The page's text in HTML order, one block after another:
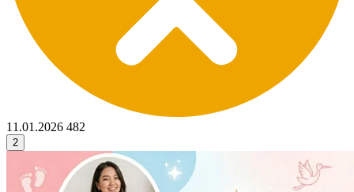
11.01.2026 482
2